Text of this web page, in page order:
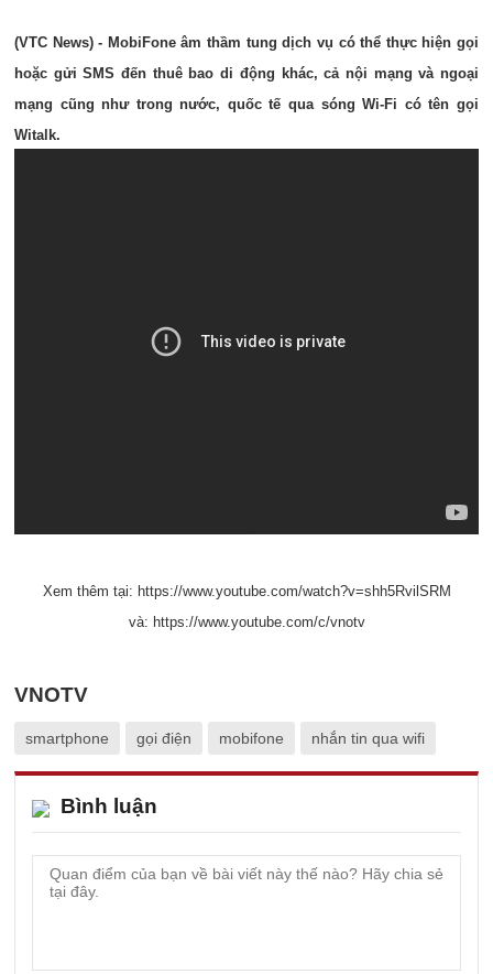
(VTC News) - MobiFone âm thầm tung dịch vụ có thể thực hiện gọi
hoặc gửi SMS đến thuê bao di động khác, cả nội mạng và ngoại
mạng cũng như trong nước, quốc tế qua sóng Wi-Fi có tên gọi
Witalk.
Xem thêm tại: https://www.youtube.com/watch?v=shh5RvilSRM
và: https://www.youtube.com/c/vnotv
VNOTV
smartphone gọi điện mobifone nhắn tin qua wifi
Bình luận